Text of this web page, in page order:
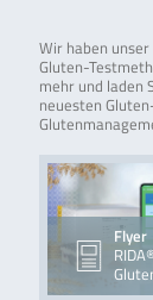
Wir haben
Gluten-
mehr und laden
neuesten
Flyer